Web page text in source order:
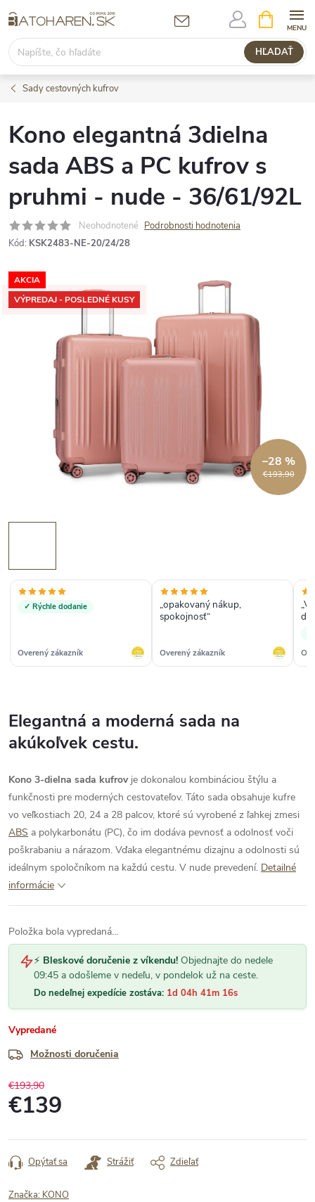
na
obsah
HĽADAŤ
KOŠÍK
Sady cestovných kufrov
Kono elegantná 3dielna
sada ABS a PC kufrov s
pruhmi - nude - 36/61/92L
Neohodnotené Podrobnosti hodnotenia
Kód: KSK2483-NE-20/24/28
AKCIA
VÝPREDAJ - POSLEDNÉ KUSY
€193,90
–28 %
✓ Rýchle dodanie
Overený zákazník
„opakovaný nákup,
spokojnosť“
Overený zákazník
Elegantná a moderná sada na
akúkoľvek cestu.
Kono 3-dielna sada kufrovje dokonalou kombináciou štýlu a
funkčnosti pre moderných cestovateľov. Táto sada obsahuje kufre
vo veľkostiach 20, 24 a 28 palcov, ktoré sú vyrobené z ľahkej zmesi
ABS a polykarbonátu (PC), čo im dodáva pevnosť a odolnosť voči
poškrabaniu a nárazom. Vďaka elegantnému dizajnu a odolnosti sú
ideálnym spoločníkom na každú cestu. V nude prevedení. Detailné
informácie
Položka bola vypredaná…
⚡ Bleskové doručenie z víkendu! Objednajte do nedele
09:45 a odošleme v nedeľu, v pondelok už na ceste.
Do nedeľnej expedície zostáva: 1d 04h 41m 15s
Vypredané
Možnosti doručenia
€193,90
€139
cena:
Opýtať sa Strážiť Zdieľať
Značka: KONO